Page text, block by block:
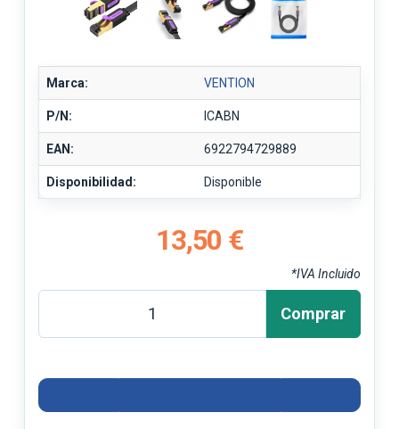
Marca: VENTION
P/N: ICABN
EAN: 6922794729889
Disponibilidad: Disponible
13,50 €
*IVA Incluido
Comprar